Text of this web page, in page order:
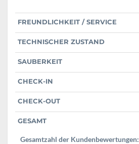
FREUNDLICHKEIT / SERVICE
TECHNISCHER ZUSTAND
SAUBERKEIT
CHECK-IN
CHECK-OUT
GESAMT
Gesamtzahl der Kundenbewertungen: